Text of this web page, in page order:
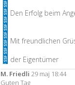
Den Erfolg beim
Mit freundlichen
der Eigentümer
M. Friedli 29 maj 18:44
Guten Tag